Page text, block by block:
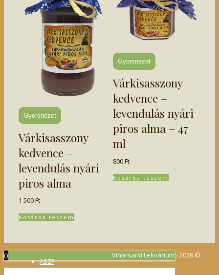
Gyorsnézet
Várkisasszony
kedvence –
levendulás nyári
piros alma
1 500Ft
Kosárba teszem
Gyorsnézet
Várkisasszony
kedvence –
levendulás nyári
piros alma – 47
ml
800Ft
Kosárba teszem
Viharsarki Lekvárium - 2026 ©
ÁSZF
Adatvédelmi irányelvek
0